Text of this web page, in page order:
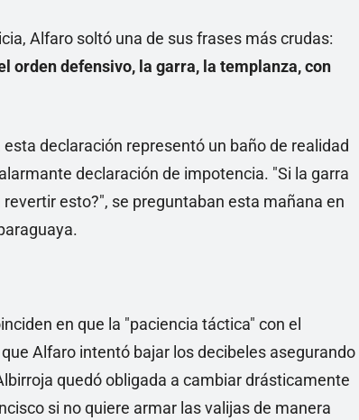
Alfaro soltó una de sus frases más crudas:
orden defensivo, la garra, la templanza, con
declaración representó un baño de realidad
declaración de impotencia. "Si la garra
esto?", se preguntaban esta mañana en
en que la "paciencia táctica" con el
Alfaro intentó bajar los decibeles asegurando
quedó obligada a cambiar drásticamente
si no quiere armar las valijas de manera